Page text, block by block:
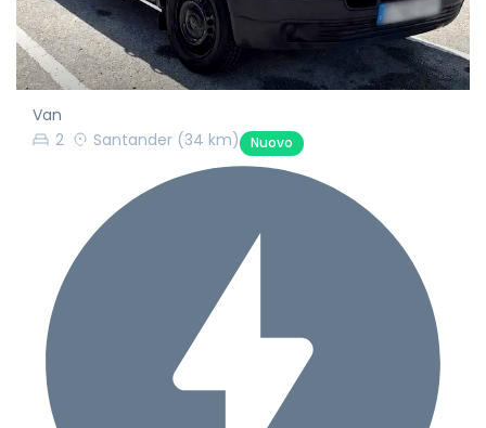
Van
2
Santander (34 km) Nuovo